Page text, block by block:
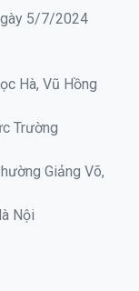
Hà, Vũ Hồng
Trường
Giảng Võ,
Nội